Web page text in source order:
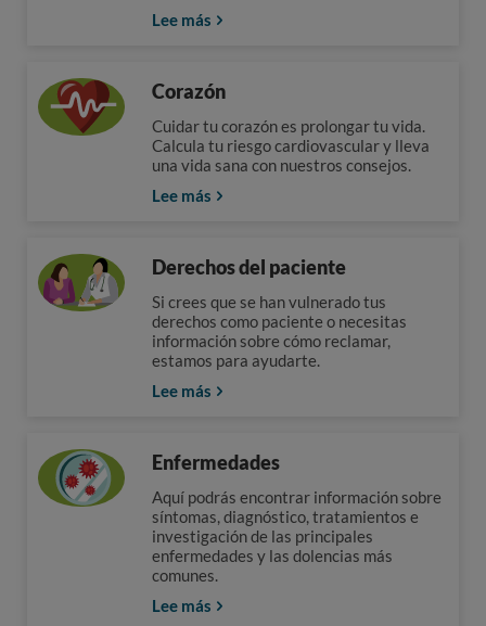
Lee más
Corazón
Cuidar tu corazón es prolongar tu vida.
Calcula tu riesgo cardiovascular y lleva
una vida sana con nuestros consejos.
Lee más
Derechos del paciente
Si crees que se han vulnerado tus
derechos como paciente o necesitas
información sobre cómo reclamar,
estamos para ayudarte.
Lee más
Enfermedades
Aquí podrás encontrar información sobre
síntomas, diagnóstico, tratamientos e
investigación de las principales
enfermedades y las dolencias más
comunes.
Lee más